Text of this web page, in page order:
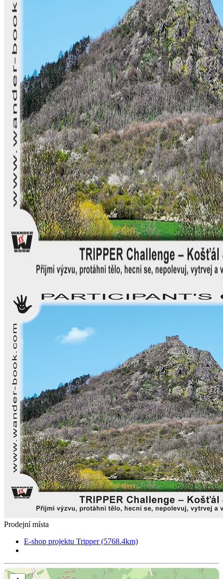
Prodejní místa
E-shop projektu Tripper (5768.4km)